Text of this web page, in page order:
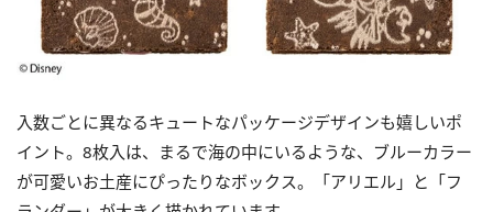
入数ごとに異なるキュートなパッケージデザインも嬉しいポ
イント。8枚入は、まるで海の中にいるような、ブルーカラー
が可愛いお土産にぴったりなボックス。「アリエル」と「フ